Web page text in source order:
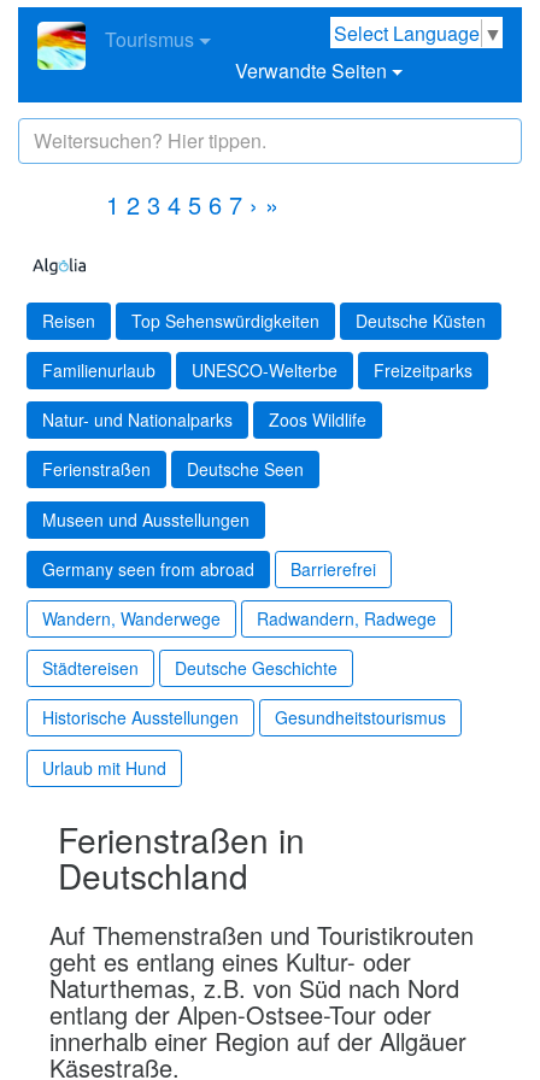
Select Language ▼
Tourismus
Verwandte Seiten
1 2 3 4 5 6 7 › »
Reisen Top Sehenswürdigkeiten Deutsche Küsten
Familienurlaub UNESCO-Welterbe Freizeitparks
Natur- und Nationalparks Zoos Wildlife
Ferienstraßen Deutsche Seen
Museen und Ausstellungen
Germany seen from abroad Barrierefrei
Wandern, Wanderwege Radwandern, Radwege
Städtereisen Deutsche Geschichte
Historische Ausstellungen Gesundheitstourismus
Urlaub mit Hund
Ferienstraßen in
Deutschland
Auf Themenstraßen und Touristikrouten
geht es entlang eines Kultur- oder
Naturthemas, z.B. von Süd nach Nord
entlang der Alpen-Ostsee-Tour oder
innerhalb einer Region auf der Allgäuer
Käsestraße.